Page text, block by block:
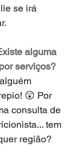
se irá
alguma
serviços?
😲 Por
consulta de
tem
região?